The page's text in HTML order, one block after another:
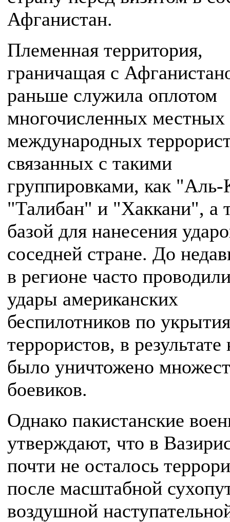
Афганистан.
Племенная территория,
граничащая с
раньше служила оплотом
многочисленных местных
международных
связанных с такими
группировками, как
"Талибан" и "Хаккани", а
базой для нанесения
соседней стране. До
в регионе часто
удары американских
беспилотников по
террористов, в
было уничтожено
боевиков.
Однако пакистанские
утверждают, что в
почти не осталось
после масштабной
воздушной